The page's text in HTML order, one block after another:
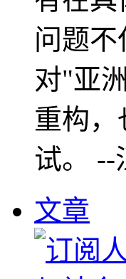
问题
对"亚
重构
试。 --
文章